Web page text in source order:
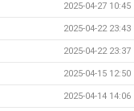
2025-04-27 10:45
2025-04-22 23:43
2025-04-22 23:37
2025-04-15 12:50
2025-04-14 14:06